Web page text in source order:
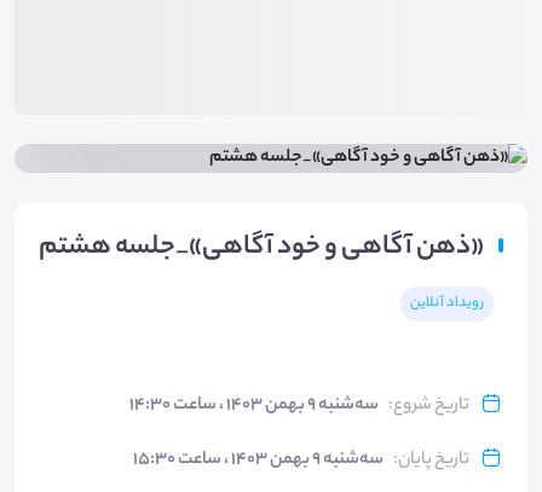
«ذهن آگاهی و خود آگاهی»_جلسه هشتم
رویداد آنلاین
تاریخ شروع: سه‌شنبه ۹ بهمن ۱۴۰۳ ، ساعت ۱۴:۳۰
تاریخ پایان: سه‌شنبه ۹ بهمن ۱۴۰۳ ، ساعت ۱۵:۳۰